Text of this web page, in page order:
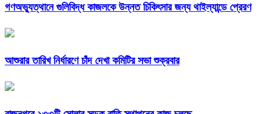
গণঅভ্যুত্থানে গুলিবিদ্ধ কাজলকে উন্নত চিকিৎসার জন্য থাইল্যান্ডে প্রেরণ
আশুরার তারিখ নির্ধারণে চাঁদ দেখা কমিটির সভা শুক্রবার